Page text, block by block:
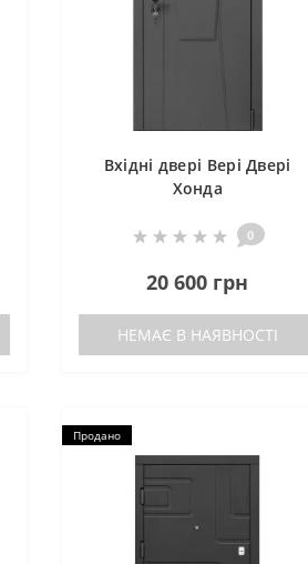
Вхідні двері Вері Двері
Хонда
0
20 600 грн
НЕМАЄ В НАЯВНОСТІ
Продано